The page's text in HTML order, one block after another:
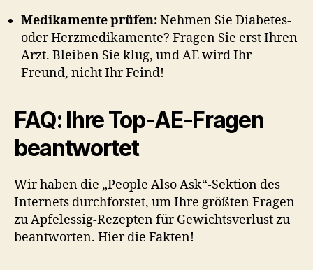
Medikamente prüfen:Nehmen Sie Diabetes-
oder Herzmedikamente? Fragen Sie erst Ihren
Arzt. Bleiben Sie klug, und AE wird Ihr
Freund, nicht Ihr Feind!
FAQ: Ihre Top-AE-Fragen
beantwortet
Wir haben die „People Also Ask“-Sektion des
Internets durchforstet, um Ihre größten Fragen
zu Apfelessig-Rezepten für Gewichtsverlust zu
beantworten. Hier die Fakten!